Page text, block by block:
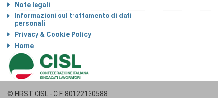
Note legali
Informazioni sul trattamento di dati
personali
Privacy & Cookie Policy
Home
© FIRST CISL - C.F. 80122130588